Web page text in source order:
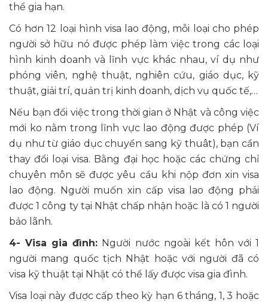
thể gia hạn.
Có hơn 12 loại hình visa lao động, mỗi loại cho phép
người sở hữu nó được phép làm việc trong các loại
hình kinh doanh và lĩnh vực khác nhau, ví dụ như
phóng viên, nghệ thuật, nghiên cứu, giáo dục, kỹ
thuật, giải trí, quản trị kinh doanh, dịch vụ quốc tế,…
Nếu bạn đổi việc trong thời gian ở Nhật và công việc
mới ko nằm trong lĩnh vực lao động được phép (Ví
dụ như từ giáo dục chuyển sang kỹ thuât), bạn cần
thay đổi loại visa. Bằng đại học hoặc các chứng chỉ
chuyên môn sẽ được yêu cầu khi nộp đơn xin visa
lao động. Người muốn xin cấp visa lao động phải
được 1 công ty tại Nhật chấp nhận hoặc là có 1 người
bảo lãnh.
4- Visa gia đình: Người nước ngoài kết hôn với 1
người mang quốc tịch Nhật hoặc với người đã có
visa kỹ thuật tại Nhật có thể lấy được visa gia đình.
Visa loại này được cấp theo kỳ hạn 6 tháng, 1, 3 hoặc